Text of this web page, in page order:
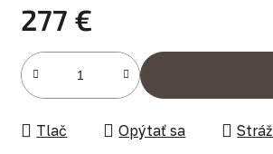
277 €
Jednotková cena:
Tlač Opýtať sa